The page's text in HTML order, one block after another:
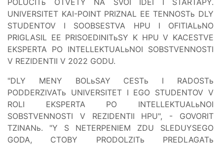
UNIVERSITET KAI-POINT PRIZNAL EE TENNOSTь DLY
STUDENTOV I SOOBSESTVA HPU I OFITIALьNO
PRIGLASIL EE PRISOEDINITьSY K HPU V KACESTVE
EKSPERTA PO INTELLEKTUALьNOI SOBSTVENNOSTI
V REZIDENTII V 2022 GODU.
"DLY MENY BOLьSAY CESTь I RADOSTь
PODDERZIVATь UNIVERSITET I EGO STUDENTOV V
ROLI EKSPERTA PO INTELLEKTUALьNOI
SOBSTVENNOSTI V REZIDENTII HPU", - GOVORIT
TZINANь. "Y S NETERPENIEM ZDU SLEDUYSEGO
GODA, CTOBY PRODOLZITь PREDLAGATь